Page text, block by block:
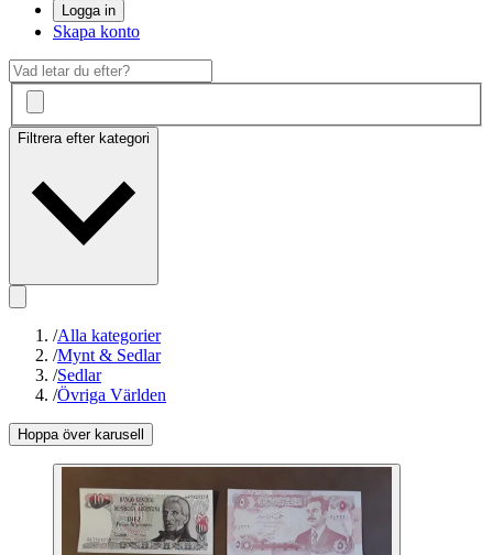
Logga in
Skapa konto
Filtrera efter kategori
/Alla kategorier
/Mynt & Sedlar
/Sedlar
/Övriga Världen
Hoppa över karusell